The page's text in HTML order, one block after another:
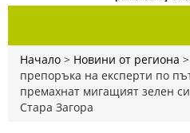
Начало > Новини от региона >
препоръка на експерти по
премахнат мигащият зелен
Стара Загора